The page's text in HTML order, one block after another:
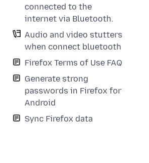
connected to the
internet via Bluetooth.
Audio and video stutters
when connect bluetooth
Firefox Terms of Use FAQ
Generate strong
passwords in Firefox for
Android
Sync Firefox data